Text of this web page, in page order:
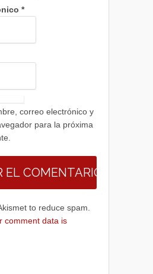
*
correo electrónico y
para la próxima
to reduce spam.
comment data is